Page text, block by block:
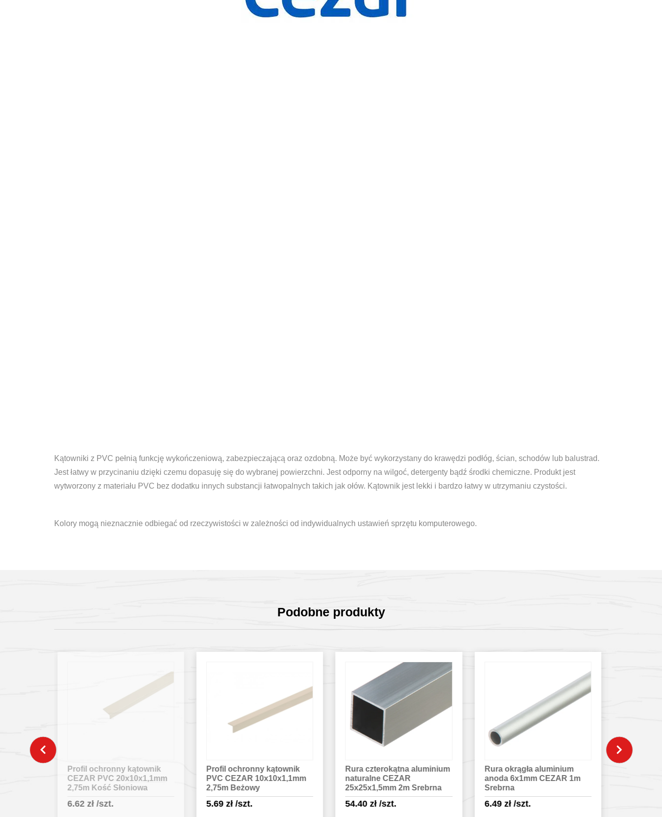
Kątowniki z PVC pełnią funkcję wykończeniową, zabezpieczającą oraz ozdobną. Może być wykorzystany do krawędzi podłóg, ścian, schodów lub balustrad.
Jest łatwy w przycinaniu dzięki czemu dopasuję się do wybranej powierzchni. Jest odporny na wilgoć, detergenty bądź środki chemiczne. Produkt jest
wytworzony z materiału PVC bez dodatku innych substancji łatwopalnych takich jak ołów. Kątownik jest lekki i bardzo łatwy w utrzymaniu czystości.
Kolory mogą nieznacznie odbiegać od rzeczywistości w zależności od indywidualnych ustawień sprzętu komputerowego.
Podobne produkty
Profil ochronny kątownik
PVC CEZAR 10x10x1,1mm
2,75m Beżowy
5.69zł /szt.
Rura czterokątna aluminium
naturalne CEZAR
25x25x1,5mm 2m Srebrna
54.40zł/szt.
Rura okrągła aluminium
anoda 6x1mm CEZAR 1m
Srebrna
6.49zł/szt.
Rura czterokątna aluminium
naturalne CEZAR
15x15x1,5mm 1m Srebrna
17.31zł/szt.